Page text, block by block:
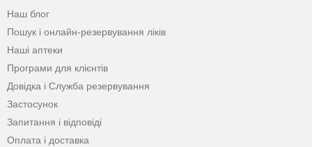
Наш блог
Пошук і онлайн-резервування ліків
Наші аптеки
Програми для клієнтів
Довідка і Служба резервування
Застосунок
Запитання і відповіді
Оплата і доставка